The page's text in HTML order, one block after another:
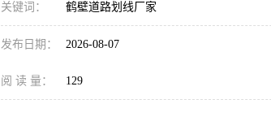
关键词： 鹤壁道路划线厂家
发布日期： 2026-08-07
阅 读 量： 129